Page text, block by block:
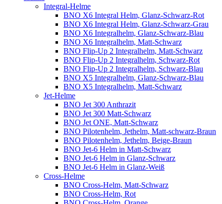
Integral-Helme
BNO X6 Integral Helm, Glanz-Schwarz-Rot
BNO X6 Integral Helm, Glanz-Schwarz-Grau
BNO X6 Integralhelm, Glanz-Schwarz-Blau
BNO X6 Integralhelm, Matt-Schwarz
BNO Flip-Up 2 Integralhelm, Matt-Schwarz
BNO Flip-Up 2 Integralhelm, Schwarz-Rot
BNO Flip-Up 2 Integralhelm, Schwarz-Blau
BNO X5 Integralhelm, Glanz-Schwarz-Blau
BNO X5 Integralhelm, Matt-Schwarz
Jet-Helme
BNO Jet 300 Anthrazit
BNO Jet 300 Matt-Schwarz
BNO Jet ONE, Matt-Schwarz
BNO Pilotenhelm, Jethelm, Matt-schwarz-Braun
BNO Pilotenhelm, Jethelm, Beige-Braun
BNO Jet-6 Helm in Matt-Schwarz
BNO Jet-6 Helm in Glanz-Schwarz
BNO Jet-6 Helm in Glanz-Weiß
Cross-Helme
BNO Cross-Helm, Matt-Schwarz
BNO Cross-Helm, Rot